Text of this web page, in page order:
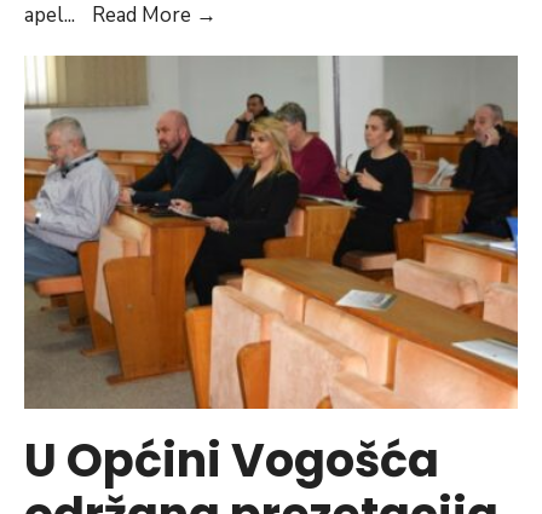
apel... Read More →
Općine
Vogošća
U Općini Vogošća